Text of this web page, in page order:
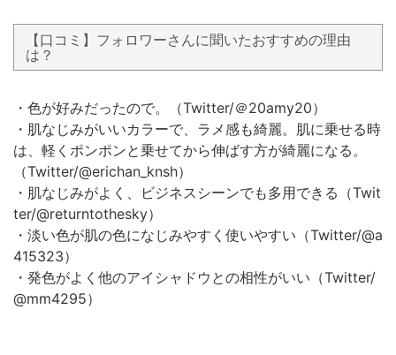
【口コミ】フォロワーさんに聞いたおすすめの理由
は？
・色が好みだったので。（Twitter/＠20amy20）
・肌なじみがいいカラーで、ラメ感も綺麗。肌に乗せる時
は、軽くポンポンと乗せてから伸ばす方が綺麗になる。
（Twitter/@erichan_knsh）
・肌なじみがよく、ビジネスシーンでも多用できる（Twit
ter/@returntothesky）
・淡い色が肌の色になじみやすく使いやすい（Twitter/@a
415323）
・発色がよく他のアイシャドウとの相性がいい（Twitter/
@mm4295）